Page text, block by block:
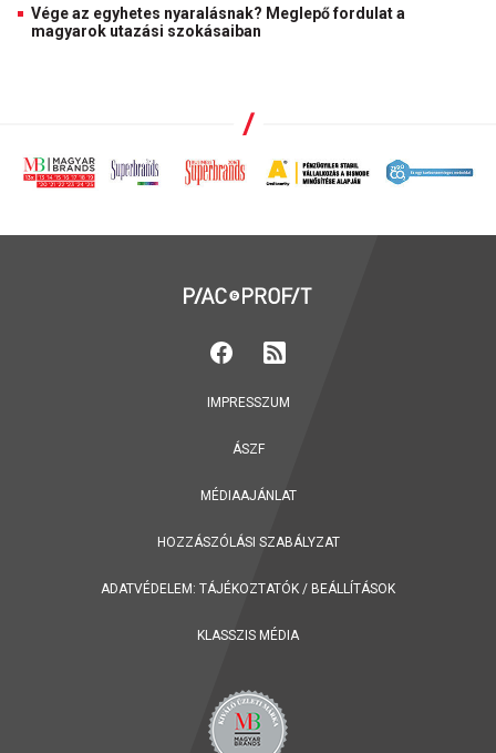
Vége az egyhetes nyaralásnak? Meglepő fordulat a
magyarok utazási szokásaiban
IMPRESSZUM
ÁSZF
MÉDIAAJÁNLAT
HOZZÁSZÓLÁSI SZABÁLYZAT
ADATVÉDELEM: TÁJÉKOZTATÓK / BEÁLLÍTÁSOK
KLASSZIS MÉDIA